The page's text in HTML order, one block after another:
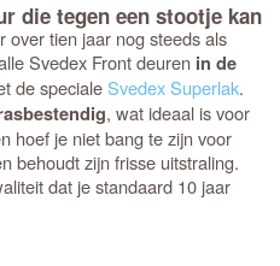
die tegen een stootje kan
over tien jaar nog steeds als
Svedex Front deuren in de
de specialeSvedex Superlak.
, wat ideaal is voor
hoef je niet bang te zijn voor
behoudt zijn frisse uitstraling.
dat je standaard 10 jaar